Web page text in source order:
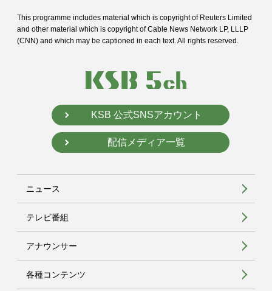
This programme includes material which is copyright of Reuters Limited
and other material which is copyright of Cable News Network LP, LLLP
(CNN) and which may be captioned in each text. All rights reserved.
KSB 公式SNSアカウント
配信メディア一覧
ニュース
テレビ番組
アナウンサー
各種コンテンツ